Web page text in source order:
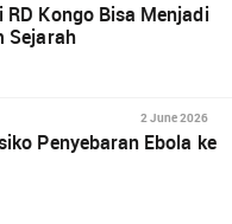
RD Kongo Bisa Menjadi
Sejarah
2 June 2026
Penyebaran Ebola ke